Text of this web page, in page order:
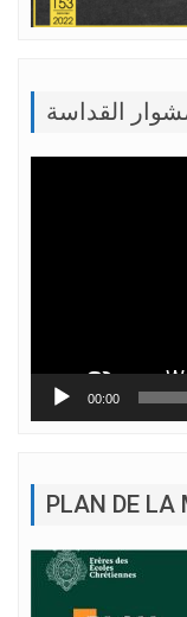
القداسة
00:00
PLAN DE LA